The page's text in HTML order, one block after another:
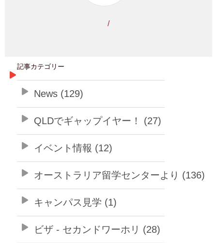
/
記事カテゴリー
News (129)
QLDでギャップイヤー！ (27)
イベント情報 (12)
オーストラリア留学センターより (136)
キャンパス見学 (1)
ビザ - セカンドワーホリ (28)